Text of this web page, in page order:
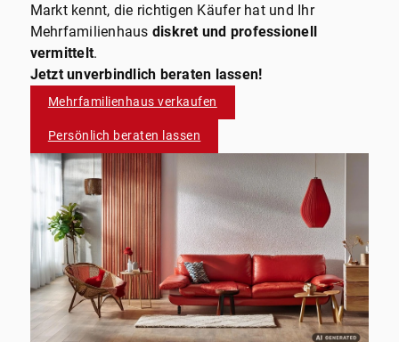
Markt kennt, die richtigen Käufer hat und Ihr
Mehrfamilienhaus diskret und professionell
vermittelt.
Jetzt unverbindlich beraten lassen!
Mehrfamilienhaus verkaufen
Persönlich beraten lassen